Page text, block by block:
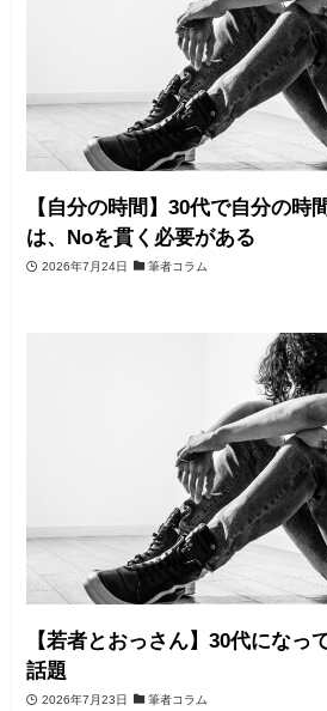
【自分の時間】30代で自分の時
は、Noを貫く必要がある
2026年7月24日 筆者コラム
【若者とおっさん】30代になっ
話題
2026年7月23日 筆者コラム